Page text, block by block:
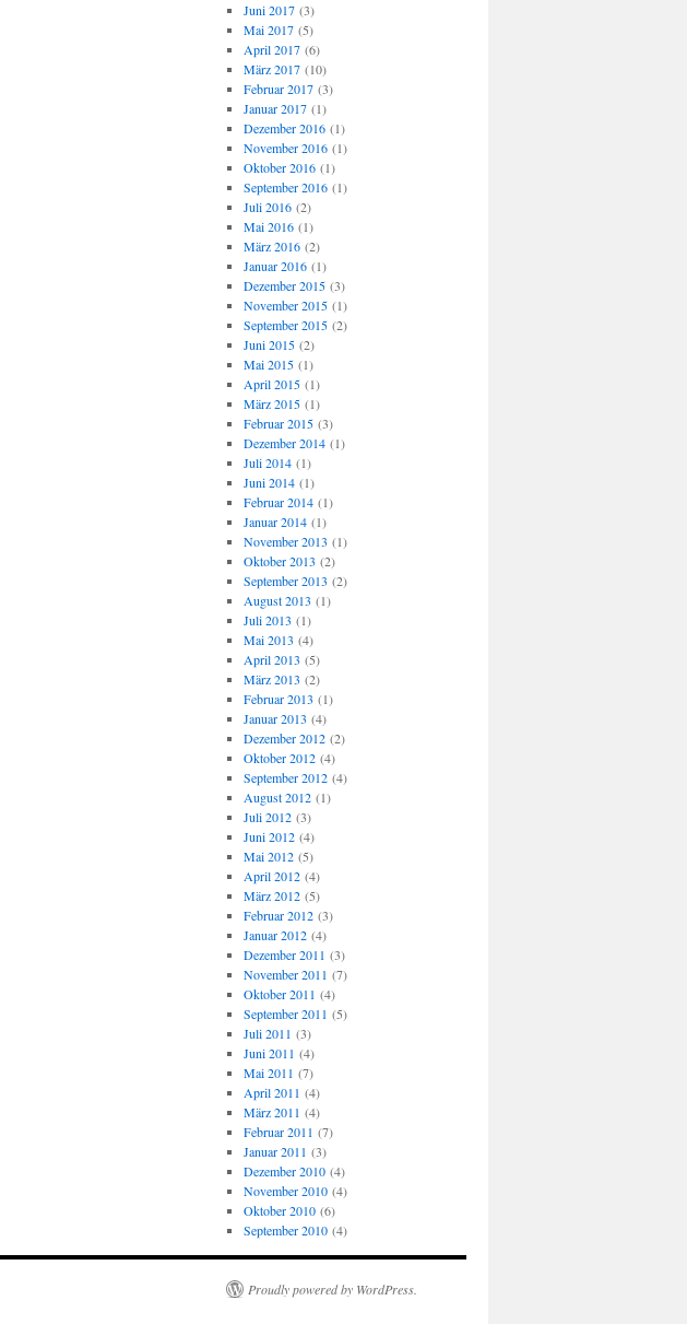
Juni 2017(3)
Mai 2017(5)
April 2017(6)
März 2017(10)
Februar 2017(3)
Januar 2017(1)
Dezember 2016(1)
November 2016(1)
Oktober 2016(1)
September 2016(1)
Juli 2016(2)
Mai 2016(1)
März 2016(2)
Januar 2016(1)
Dezember 2015(3)
November 2015(1)
September 2015(2)
Juni 2015(2)
Mai 2015(1)
April 2015(1)
März 2015(1)
Februar 2015(3)
Dezember 2014(1)
Juli 2014(1)
Juni 2014(1)
Februar 2014(1)
Januar 2014(1)
November 2013 (1)
Oktober 2013 (2)
September 2013 (2)
August 2013 (1)
Juli 2013 (1)
Mai 2013 (4)
April 2013 (5)
März 2013 (2)
Februar 2013 (1)
Januar 2013 (4)
Dezember 2012(2)
Oktober 2012(4)
September 2012(4)
August 2012(1)
Juli 2012(3)
Juni 2012(4)
Mai 2012(5)
April 2012(4)
März 2012(5)
Februar 2012(3)
Januar 2012(4)
Dezember 2011 (3)
November 2011 (7)
Oktober 2011 (4)
September 2011 (5)
Juli 2011 (3)
Juni 2011 (4)
Mai 2011 (7)
April 2011 (4)
März 2011 (4)
Februar 2011 (7)
Januar 2011 (3)
Dezember 2010(4)
November 2010(4)
Oktober 2010(6)
September 2010(4)
Proudly powered by WordPress.